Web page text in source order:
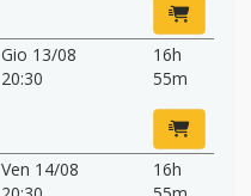
Gio 13/08
20:30
16h
55m
Ven 14/08
16h